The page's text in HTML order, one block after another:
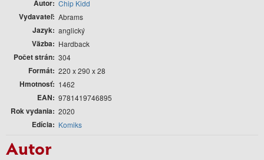
Autor Chip Kidd
Vydavateľ Abrams
Jazyk anglický
Väzba Hardback
Počet strán 304
Formát 220 x 290 x 28
Hmotnosť 1462
EAN 9781419746895
Rok vydania 2020
Edícia Komiks
Autor